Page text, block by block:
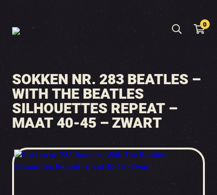
0
SOKKEN NR. 283 BEATLES –
WITH THE BEATLES
SILHOUETTES REPEAT –
MAAT 40-45 – ZWART